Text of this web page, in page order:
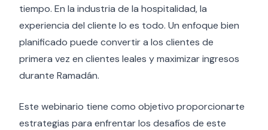
tiempo. En la industria de la hospitalidad, la
experiencia del cliente lo es todo. Un enfoque bien
planificado puede convertir a los clientes de
primera vez en clientes leales y maximizar ingresos
durante Ramadán.
Este webinario tiene como objetivo proporcionarte
estrategias para enfrentar los desafíos de este